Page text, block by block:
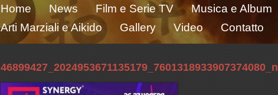
Home News Film e Serie TV Musica e Album
Arti Marziali e Aikido
Gallery Video Contatto
46899427_2024953671135179_7601318933907374080_n